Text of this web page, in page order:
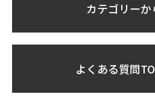
カテゴリーか
よくある質問